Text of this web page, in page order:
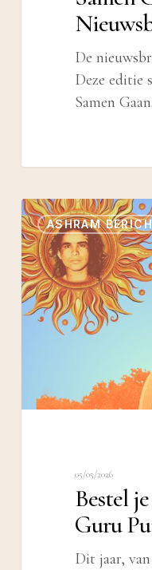
De
Deze editie
Samen
ASHRAM
Bestel
je
ticket
voor
Guru
Purnima
05/05/2026
Bestel
Guru
Dit jaar,